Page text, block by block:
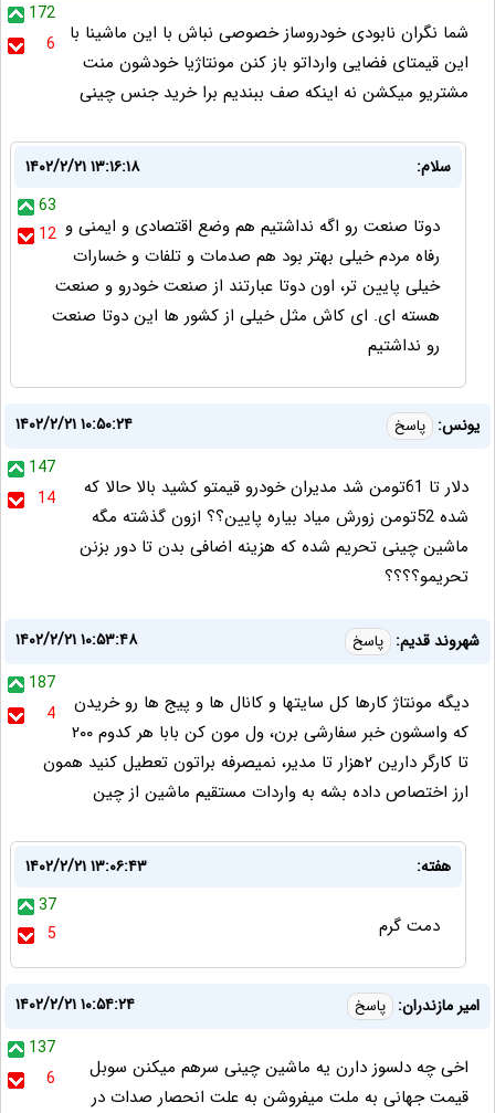
172
6
شما نگران نابودی خودروساز خصوصی نباش با این ماشینا با
این قیمتای فضایی وارداتو باز کنن مونتاژیا خودشون منت
مشتریو میکشن نه اینکه صف ببندیم برا خرید جنس چینی
سلام:
۱۴۰۲/۲/۲۱ ۱۳:۱۶:۱۸
63
12 دوتا صنعت رو اگه نداشتیم هم وضع اقتصادی و ایمنی و
رفاه مردم خیلی بهتر بود هم صدمات و تلفات و خسارات
خیلی پایین تر، اون دوتا عبارتند از صنعت خودرو و صنعت
هسته ای. ای کاش مثل خیلی از کشور ها این دوتا صنعت
رو نداشتیم
یونس: پاسخ
۱۴۰۲/۲/۲۱ ۱۰:۵۰:۲۴
147
14
دلار تا 61تومن شد مدیران خودرو قیمتو کشید بالا حالا که
شده 52تومن زورش میاد بیاره پایین؟؟ ازون گذشته مگه
ماشین چینی تحریم شده که هزینه اضافی بدن تا دور بزنن
تحریمو؟؟؟؟
شهروند قدیم: پاسخ
۱۴۰۲/۲/۲۱ ۱۰:۵۳:۴۸
187
4
دیگه مونتاژ کارها کل سایتها و کانال ها و پیج ها رو خریدن
که واسشون خبر سفارشی برن، ول مون کن بابا هر کدوم ۲۰۰
تا کارگر دارین ۲هزار تا مدیر، نمیصرفه براتون تعطیل کنید همون
ارز اختصاص داده بشه به واردات مستقیم ماشین از چین
هفته:
۱۴۰۲/۲/۲۱ ۱۳:۰۶:۴۳
37
5
دمت گرم
امیر مازندران: پاسخ
۱۴۰۲/۲/۲۱ ۱۰:۵۴:۲۴
137
6
اخی چه دلسوز دارن یه ماشین چینی سرهم میکنن سوبل
قیمت جهانی به ملت میفروشن به علت انحصار صدات در